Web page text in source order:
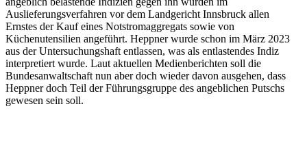
Auslieferungsverfahren vor dem Landgericht Innsbruck allen
Ernstes der Kauf eines Notstromaggregats sowie von
Küchenutensilien angeführt. Heppner wurde schon im März 2023
aus der Untersuchungshaft entlassen, was als entlastendes Indiz
interpretiert wurde. Laut aktuellen Medienberichten soll die
Bundesanwaltschaft nun aber doch wieder davon ausgehen, dass
Heppner doch Teil der Führungsgruppe des angeblichen Putschs
gewesen sein soll.